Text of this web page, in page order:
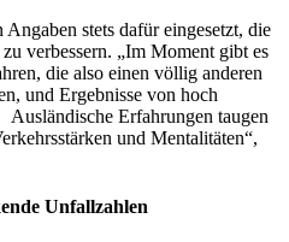
stets dafür eingesetzt, die
verbessern. „Im Moment gibt es
die also einen völlig anderen
und Ergebnisse von hoch
Erfahrungen taugen
und Mentalitäten“,
Unfallzahlen